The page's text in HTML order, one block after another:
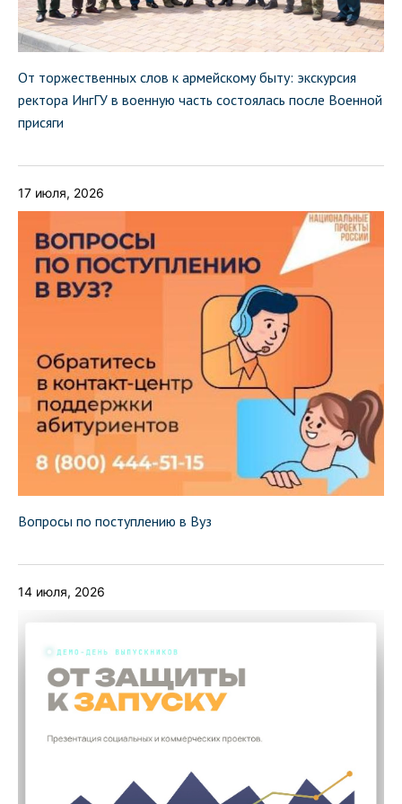
От торжественных слов к армейскому быту: экскурсия
ректора ИнгГУ в военную часть состоялась после Военной
присяги
17 июля, 2026
Вопросы по поступлению в Вуз
14 июля, 2026